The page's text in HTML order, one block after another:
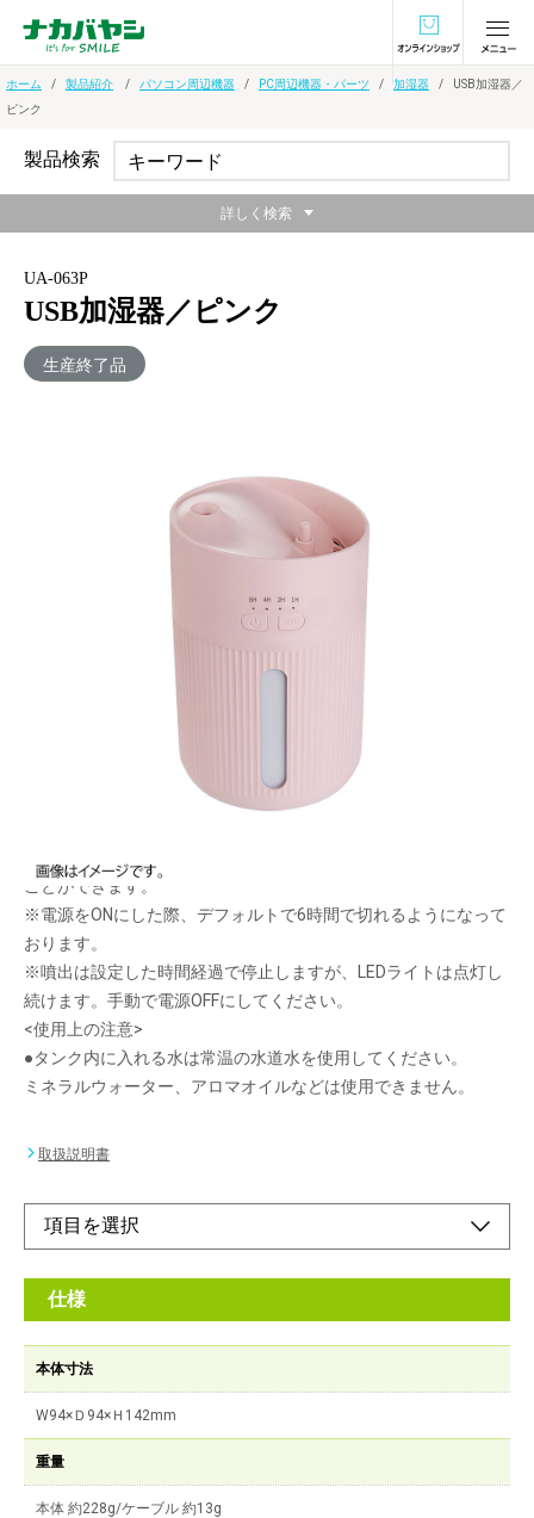
オンラインショ
ホーム 製品紹介 パソコン周辺機器 PC周辺機器・パーツ 加湿器
USB加湿器／
ピンク
UA-063P
USB加湿器／ピンク
生産終了品
卓上に癒やしとうるおいを与えてくれる！
メーカー希望小売価格：
●自動OFF機能で安心、2通りの運転モードを選べます。
ことができます。
※電源をONにした際、デフォルトで6時間で切れるようになって
おります。
※噴出は設定した時間経過で停止しますが、LEDライトは点灯し
続けます。手動で電源OFFにしてください。
<使用上の注意>
●タンク内に入れる水は常温の水道水を使用してください。
ミネラルウォーター、アロマオイルなどは使用できません。
取扱説明書
仕様
本体寸法
W94×Ｄ94×Ｈ142mm
重量
本体 約228g/ケーブル 約13g
製品検索
詳しく検索